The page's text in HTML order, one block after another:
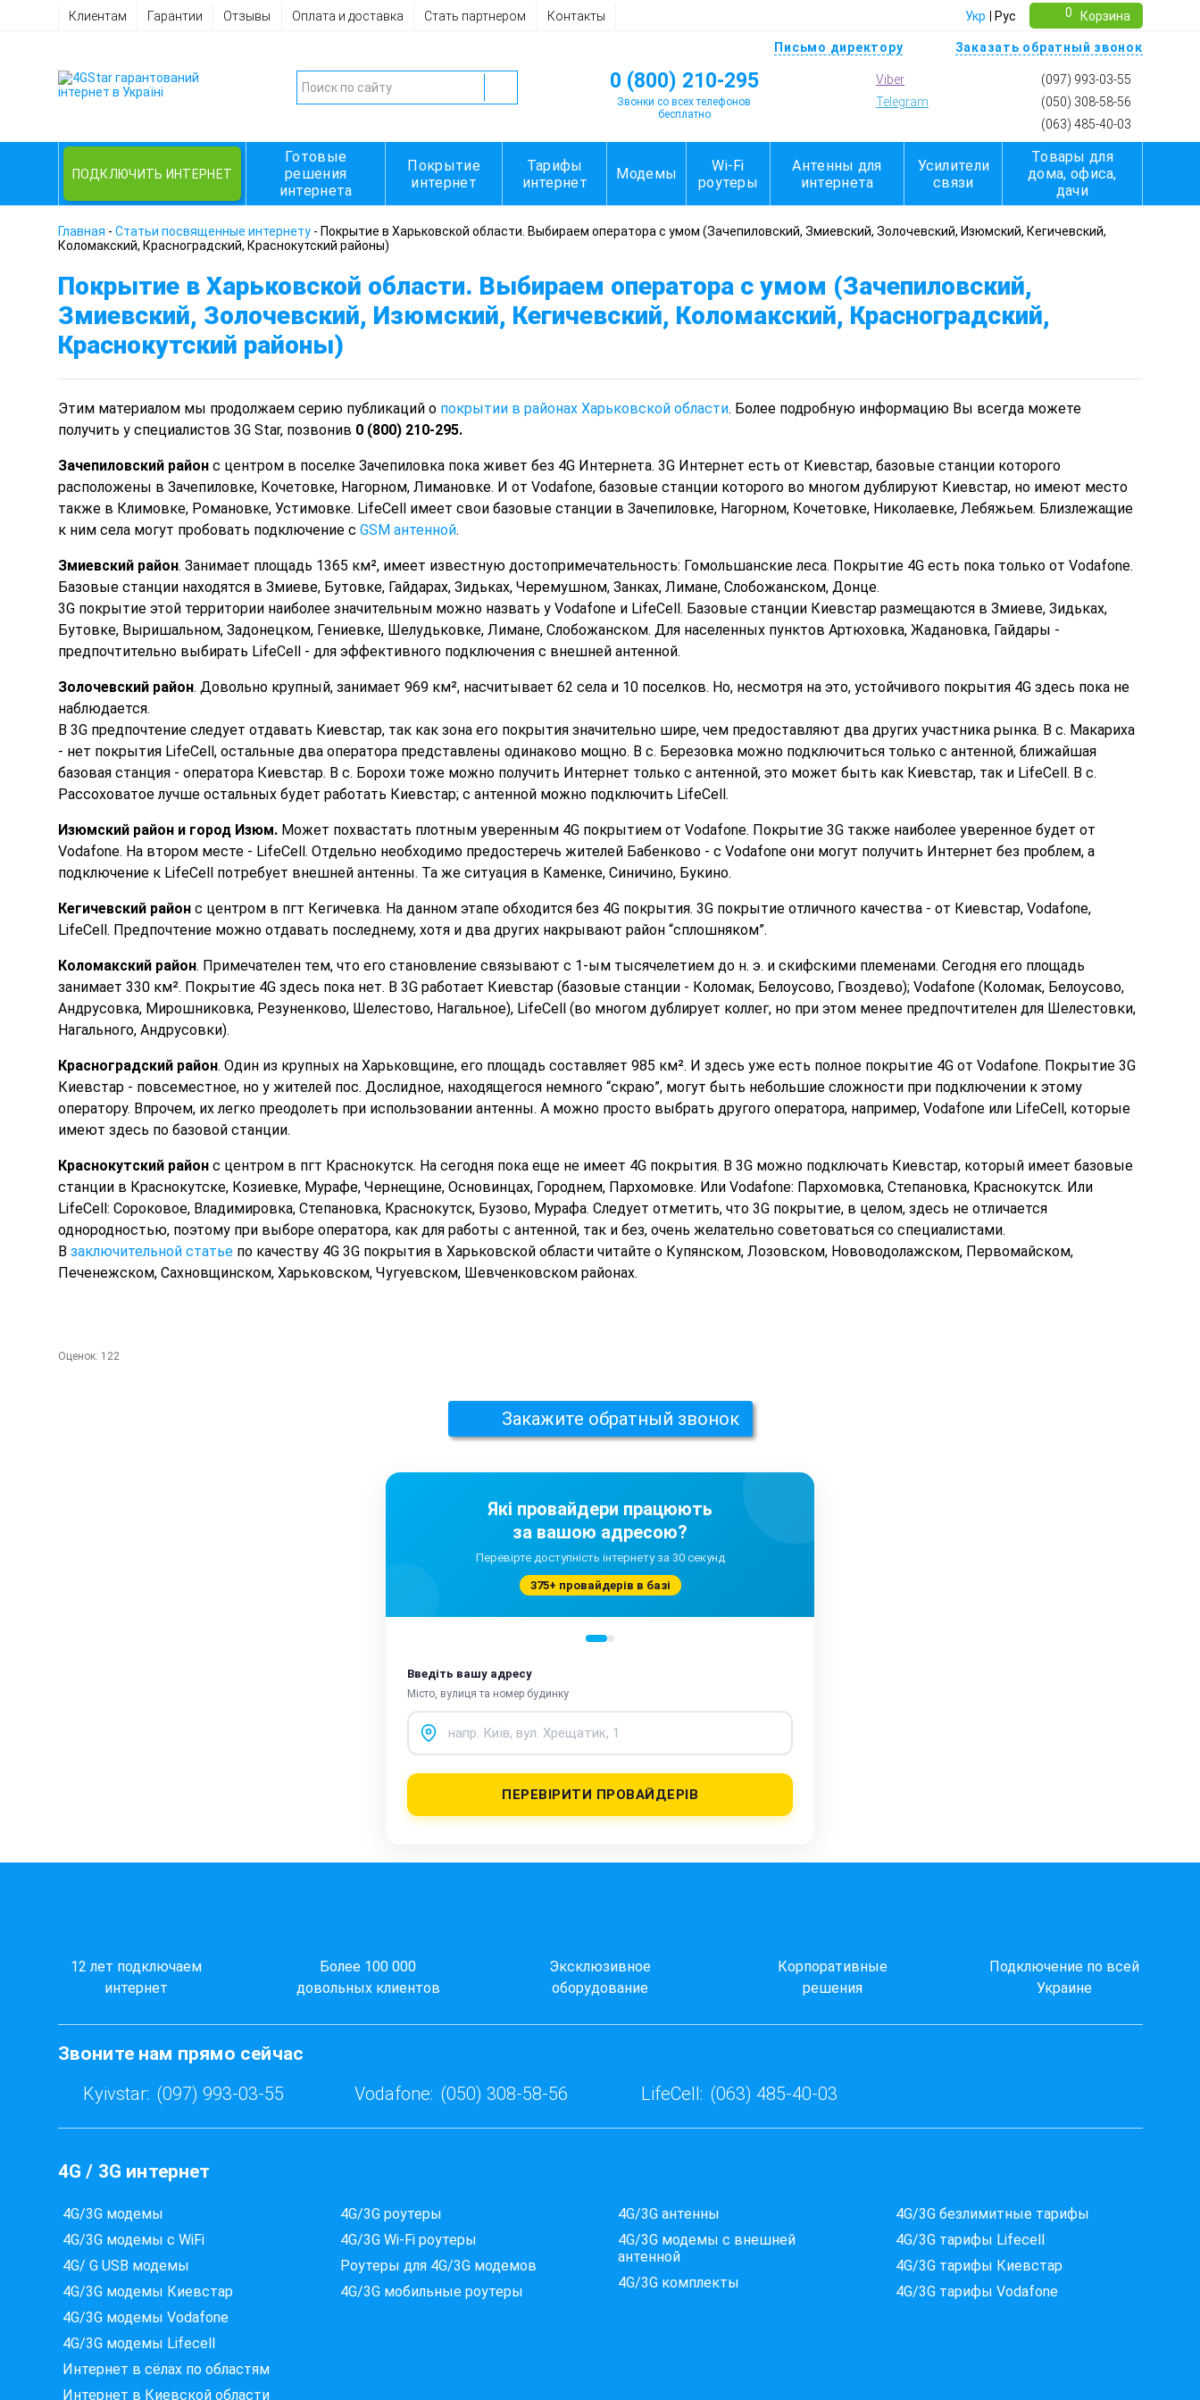
Клиентам Гарантии Отзывы Оплата и доставка Стать партнером Контакты Укр Рус 0 Корзина
Письмо директору Заказать обратный звонок
0 (800) 210-295
Звонки со всех телефонов
бесплатно
Viber
Telegram
(097) 993-03-55
(050) 308-58-56
(063) 485-40-03
ПОДКЛЮЧИТЬ ИНТЕРНЕТ
Готовые
решения
интернета
Покрытие
интернет
Тарифы
интернет
Модемы
Wi-Fi
роутеры
Антенны для
интернета
Усилители
связи
Товары для
дома, офиса,
дачи
Главная - Статьи посвященные интернету- Покрытие в Харьковской области. Выбираем оператора с умом (Зачепиловский, Змиевский, Золочевский, Изюмский, Кегичевский,
Коломакский, Красноградский, Краснокутский районы)
Покрытие в Харьковской области. Выбираем оператора с умом (Зачепиловский,
Змиевский, Золочевский, Изюмский, Кегичевский, Коломакский, Красноградский,
Краснокутский районы)
Этим материалом мы продолжаем серию публикаций о покрытии в районах Харьковской области. Более подробную информацию Вы всегда можете
получить у специалистов 3G Star, позвонив 0 (800) 210-295.
Зачепиловский районс центром в поселке Зачепиловка пока живет без 4G Интернета. 3G Интернет есть от Киевстар, базовые станции которого
расположены в Зачепиловке, Кочетовке, Нагорном, Лимановке. И от Vodafone, базовые станции которого во многом дублируют Киевстар, но имеют место
также в Климовке, Романовке, Устимовке. LifeCell имеет свои базовые станции в Зачепиловке, Нагорном, Кочетовке, Николаевке, Лебяжьем. Близлежащие
к ним села могут пробовать подключение с GSM антенной.
Змиевский район. Занимает площадь 1365 км², имеет известную достопримечательность: Гомольшанские леса. Покрытие 4G есть пока только от Vodafone.
Базовые станции находятся в Змиеве, Бутовке, Гайдарах, Зидьках, Черемушном, Занках, Лимане, Слобожанском, Донце.
3G покрытие этой территории наиболее значительным можно назвать у Vodafone и LifeCell. Базовые станции Киевстар размещаются в Змиеве, Зидьках,
Бутовке, Выришальном, Задонецком, Гениевке, Шелудьковке, Лимане, Слобожанском. Для населенных пунктов Артюховка, Жадановка, Гайдары -
предпочтительно выбирать LifeCell - для эффективного подключения с внешней антенной.
Золочевский район. Довольно крупный, занимает 969 км², насчитывает 62 села и 10 поселков. Но, несмотря на это, устойчивого покрытия 4G здесь пока не
наблюдается.
В 3G предпочтение следует отдавать Киевстар, так как зона его покрытия значительно шире, чем предоставляют два других участника рынка. В с. Макариха
- нет покрытия LifeCell, остальные два оператора представлены одинаково мощно. В с. Березовка можно подключиться только с антенной, ближайшая
базовая станция - оператора Киевстар. В с. Борохи тоже можно получить Интернет только с антенной, это может быть как Киевстар, так и LifeCell. В с.
Рассоховатое лучше остальных будет работать Киевстар; с антенной можно подключить LifeCell.
Изюмский район и город Изюм.Может похвастать плотным уверенным 4G покрытием от Vodafone. Покрытие 3G также наиболее уверенное будет от
Vodafone. На втором месте - LifeCell. Отдельно необходимо предостеречь жителей Бабенково - с Vodafone они могут получить Интернет без проблем, а
подключение к LifeCell потребует внешней антенны. Та же ситуация в Каменке, Синичино, Букино.
Кегичевский районс центром в пгт Кегичевка. На данном этапе обходится без 4G покрытия. 3G покрытие отличного качества - от Киевстар, Vodafone,
LifeCell. Предпочтение можно отдавать последнему, хотя и два других накрывают район “сплошняком”.
Коломакский район. Примечателен тем, что его становление связывают с 1-ым тысячелетием до н. э. и скифскими племенами. Сегодня его площадь
занимает 330 км². Покрытие 4G здесь пока нет. В 3G работает Киевстар (базовые станции - Коломак, Белоусово, Гвоздево); Vodafone (Коломак, Белоусово,
Андрусовка, Мирошниковка, Резуненково, Шелестово, Нагальное), LifeCell (во многом дублирует коллег, но при этом менее предпочтителен для Шелестовки,
Нагального, Андрусовки).
Красноградский район. Один из крупных на Харьковщине, его площадь составляет 985 км². И здесь уже есть полное покрытие 4G от Vodafone. Покрытие 3G
Киевстар - повсеместное, но у жителей пос. Дослидное, находящегося немного “скраю”, могут быть небольшие сложности при подключении к этому
оператору. Впрочем, их легко преодолеть при использовании антенны. А можно просто выбрать другого оператора, например, Vodafone или LifeCell, которые
имеют здесь по базовой станции.
Краснокутский районс центром в пгт Краснокутск. На сегодня пока еще не имеет 4G покрытия. В 3G можно подключать Киевстар, который имеет базовые
станции в Краснокутске, Козиевке, Мурафе, Чернещине, Основинцах, Городнем, Пархомовке. Или Vodafone: Пархомовка, Степановка, Краснокутск. Или
LifeCell: Сороковое, Владимировка, Степановка, Краснокутск, Бузово, Мурафа. Следует отметить, что 3G покрытие, в целом, здесь не отличается
однородностью, поэтому при выборе оператора, как для работы с антенной, так и без, очень желательно советоваться со специалистами.
В заключительной статьепо качеству 4G 3G покрытия в Харьковской области читайте о Купянском, Лозовском, Нововодолажском, Первомайском,
Печенежском, Сахновщинском, Харьковском, Чугуевском, Шевченковском районах.
Оценок: 122
Закажите обратный звонок
Які провайдери працюють
за вашою адресою?
Перевірте доступність інтернету за 30 секунд
375+ провайдерів в базі
Введіть вашу адресу
Місто, вулиця та номер будинку
ПЕРЕВІРИТИ ПРОВАЙДЕРІВ
12 лет подключаем
интернет
Более 100 000
довольных клиентов
Эксклюзивное
оборудование
Корпоративные
решения
Подключение по всей
Украине
Звоните нам прямо сейчас
Kyivstar: (097) 993-03-55 Vodafone: (050) 308-58-56 LifeCell: (063) 485-40-03
4G / 3G интернет
4G/3G модемы
4G/3G модемы с WiFi
4G/ G USB модемы
4G/3G модемы Киевстар
4G/3G модемы Vodafone
4G/3G модемы Lifecell
4G/3G роутеры
4G/3G Wi-Fi роутеры
Роутеры для 4G/3G модемов
4G/3G мобильные роутеры
4G/3G антенны
4G/3G модемы c внешней
антенной
4G/3G комплекты
4G/3G безлимитные тарифы
4G/3G тарифы Lifecell
4G/3G тарифы Киевстар
4G/3G тарифы Vodafone
Интернет в сёлах по областям
Интернет в Киевской области
Які провайдери працюють
за вашою адресою?
Перевірте доступність інтернету за 30 секунд
375+ провайдерів в базі